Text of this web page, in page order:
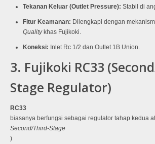
Tekanan Keluar (Outlet Pressure): Stabil di
Fitur Keamanan: Dilengkapi dengan
Qualitykhas Fujikoki.
Koneksi: Inlet Rc 1/2 dan Outlet 1B Union.
3. Fujikoki RC33
Stage Regulator)
RC33
biasanya berfungsi sebagai regulator tahap kedua
Second/Third-Stage
)